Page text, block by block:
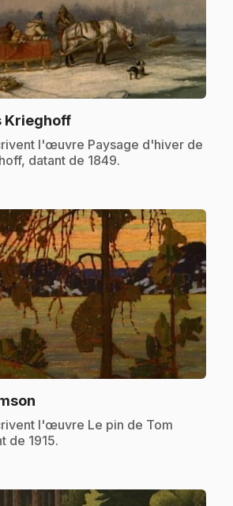
Krieghoff.
l'œuvre Paysage d'hiver de
datant de 1849.
l'œuvre Le pin de Tom
de 1915.